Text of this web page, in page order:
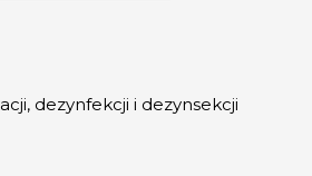
dezynfekcji i dezynsekcji